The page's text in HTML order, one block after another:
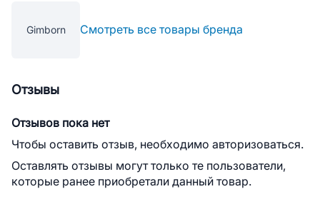
Gimborn Смотреть все товары бренда
Отзывы
Отзывов пока нет
Чтобы оставить отзыв, необходимо авторизоваться.
Оставлять отзывы могут только те пользователи,
которые ранее приобретали данный товар.